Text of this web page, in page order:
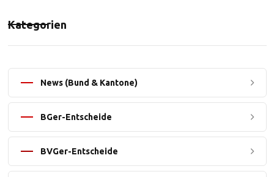
Kategorien
News (Bund & Kantone)
BGer-Entscheide
BVGer-Entscheide